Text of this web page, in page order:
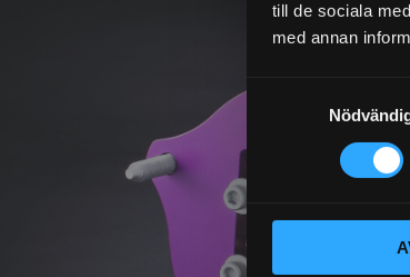
till de sociala
med annan
S
k